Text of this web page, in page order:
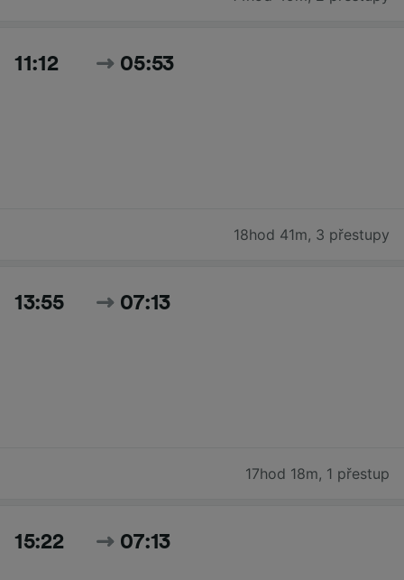
11:12 05:53
18hod 41m, 3 přestupy
13:55 07:13
17hod 18m, 1 přestup
15:22 07:13